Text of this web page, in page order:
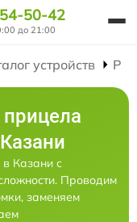
50-42
до 21:00
устройств
Казани с
Проводим
заменяем